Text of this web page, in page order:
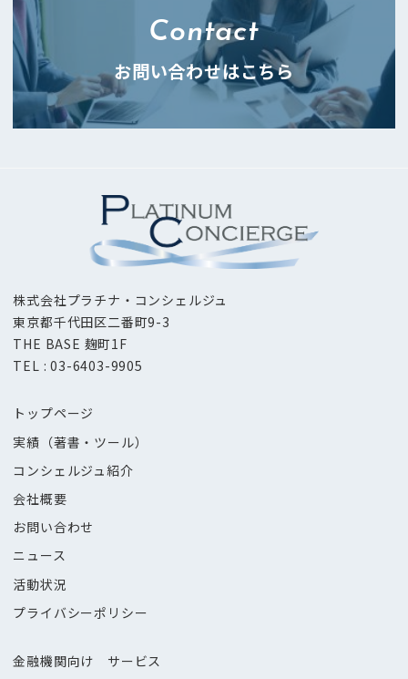
Contact
お問い合わせはこちら
株式会社プラチナ・コンシェルジュ
東京都千代田区二番町9-3
THE BASE 麹町1F
TEL : 03-6403-9905
トップページ
実績（著書・ツール）
コンシェルジュ紹介
会社概要
お問い合わせ
ニュース
活動状況
プライバシーポリシー
金融機関向け サービス